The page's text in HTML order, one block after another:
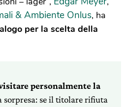
& Ambiente Onlus, ha
per la scelta della
personalmente la
sorpresa: se il titolare rifiuta